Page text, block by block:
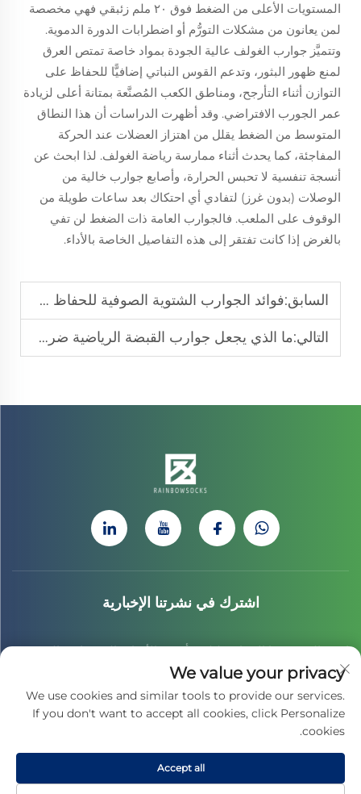
المستويات الأعلى من الضغط فوق ٢٠ ملم زئبقي فهي مخصصة
لمن يعانون من مشكلات التورُّم أو اضطرابات الدورة الدموية.
وتتميَّز جوارب الغولف عالية الجودة بمواد خاصة تمتص العرق
لمنع ظهور البثور، وتدعم القوس النباتي إضافيًّا للحفاظ على
التوازن أثناء التأرجح، ومناطق الكعب المُصنَّعة بمتانة أعلى لزيادة
عمر الجورب الافتراضي. وقد أظهرت الدراسات أن هذا النطاق
المتوسط من الضغط يقلل من اهتزاز العضلات عند الحركة
المفاجئة، كما يحدث أثناء ممارسة رياضة الغولف. لذا ابحث عن
أنسجة تنفسية لا تحبس الحرارة، وأصابع جوارب خالية من
الوصلات (بدون غرز) لتفادي أي احتكاك بعد ساعات طويلة من
الوقوف على الملعب. فالجوارب العامة ذات الضغط لن تفي
بالغرض إذا كانت تفتقر إلى هذه التفاصيل الخاصة بالأداء.
السابق:فوائد الجوارب الشتوية الصوفية للحفاظ على دفء القدمين طوال اليوم
التالي:ما الذي يجعل جوارب القبضة الرياضية ضروريةً لتحقيق الاستقرار في مختلف الرياضات؟
اشترك في نشرتنا الإخبارية
انضم إلى نشرتنا الإخبارية لتلقي أحدث الأخبار والتحديثات والرؤى من
فريقنا.
We value your privacy
We use cookies and similar tools to provide our services.
If you don't want to accept all cookies, click Personalize
cookies.
Accept all